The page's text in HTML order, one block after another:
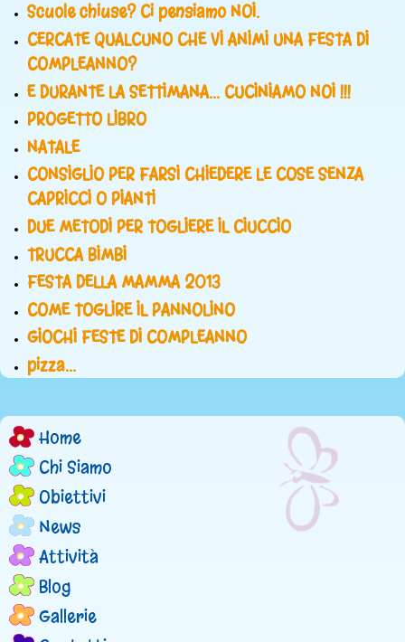
Scuole chiuse? Ci pensiamo NOI.
CERCATE QUALCUNO CHE VI ANIMI UNA FESTA DI
COMPLEANNO?
E DURANTE LA SETTIMANA... CUCINIAMO NOI !!!
PROGETTO LIBRO
NATALE
CONSIGLIO PER FARSI CHIEDERE LE COSE SENZA
CAPRICCI O PIANTI
DUE METODI PER TOGLIERE IL CIUCCIO
TRUCCA BIMBI
FESTA DELLA MAMMA 2013
COME TOGLIRE IL PANNOLINO
GIOCHI FESTE DI COMPLEANNO
pizza...
M
e
n
u
p
Home
Chi Siamo
Obiettivi
News
Attività
Blog
Gallerie